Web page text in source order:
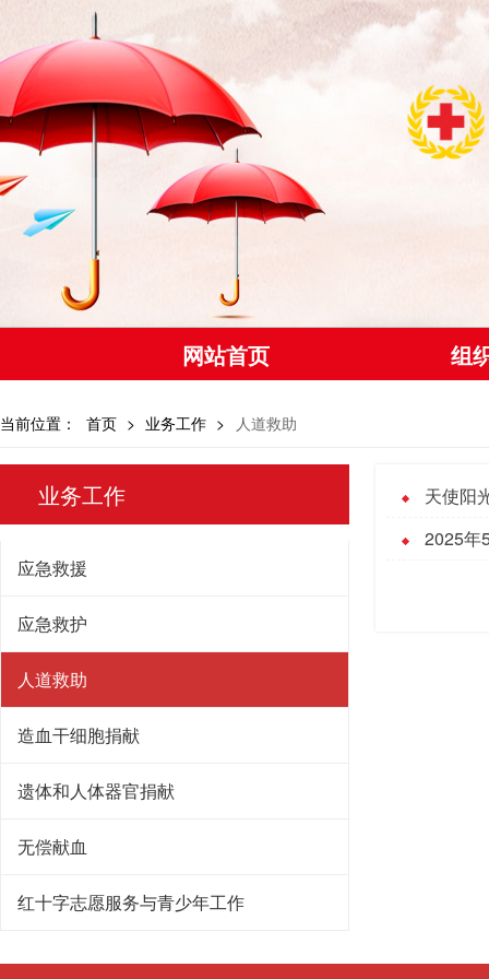
网站首页 组
当前位置： 首页 > 业务工作 > 人道救助
业务工作
应急救援
应急救护
人道救助
造血干细胞捐献
遗体和人体器官捐献
无偿献血
红十字志愿服务与青少年工作
天使阳
2025年